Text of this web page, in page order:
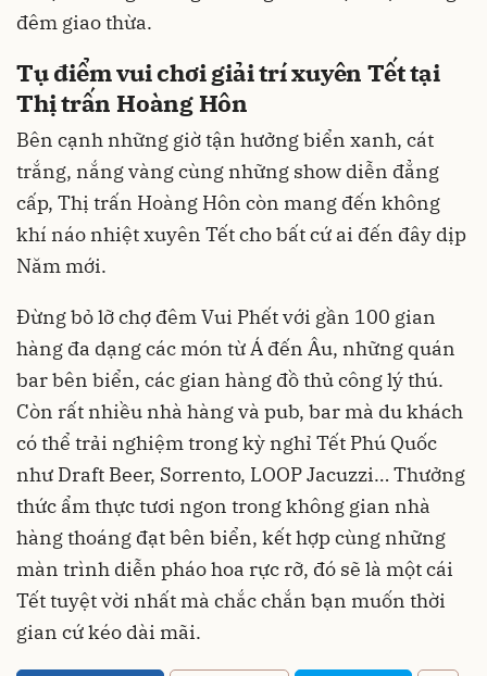
đêm giao thừa.
Tụ điểm vui chơi giải trí xuyên Tết tại
Thị trấn Hoàng Hôn
Bên cạnh những giờ tận hưởng biển xanh, cát
trắng, nắng vàng cùng những show diễn đẳng
cấp, Thị trấn Hoàng Hôn còn mang đến không
khí náo nhiệt xuyên Tết cho bất cứ ai đến đây dịp
Năm mới.
Đừng bỏ lỡ chợ đêm Vui Phết với gần 100 gian
hàng đa dạng các món từ Á đến Âu, những quán
bar bên biển, các gian hàng đồ thủ công lý thú.
Còn rất nhiều nhà hàng và pub, bar mà du khách
có thể trải nghiệm trong kỳ nghỉ Tết Phú Quốc
như Draft Beer, Sorrento, LOOP Jacuzzi… Thưởng
thức ẩm thực tươi ngon trong không gian nhà
hàng thoáng đạt bên biển, kết hợp cùng những
màn trình diễn pháo hoa rực rỡ, đó sẽ là một cái
Tết tuyệt vời nhất mà chắc chắn bạn muốn thời
gian cứ kéo dài mãi.